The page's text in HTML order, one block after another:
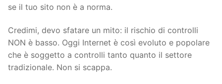
se il tuo sito non è a norma.
Credimi, devo sfatare un mito: il rischio di controlli
NON è basso. Oggi Internet è così evoluto e popolare
che è soggetto a controlli tanto quanto il settore
tradizionale. Non si scappa.